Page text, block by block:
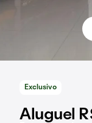
Exclusivo
Aluguel